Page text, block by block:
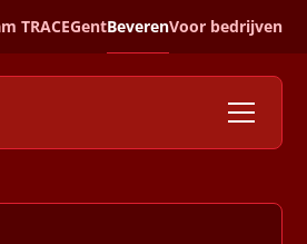
TRACEGentBeverenVoor bedrijven